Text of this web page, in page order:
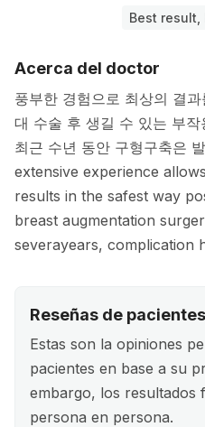
Best
Acerca del doctor
풍부한 경험으로 최상의 결
대 수술 후 생길 수 있는 부
최근 수년 동안 구형구축은
extensive experience
results in the safest way
breast augmentation
severayears, complication
Reseñas de pacientes
Estas son la opiniones
pacientes en base a su
embargo, los resultados
persona en persona.